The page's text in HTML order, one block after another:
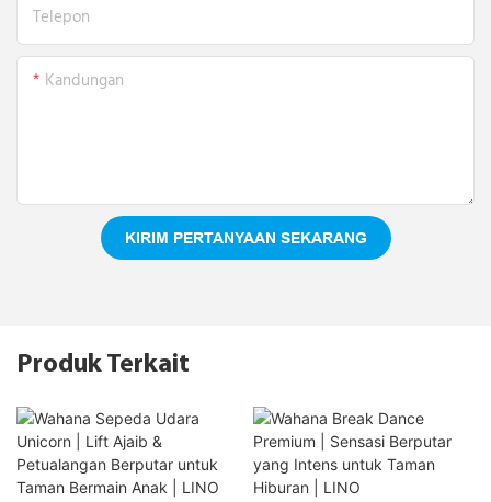
Telepon
Kandungan
KIRIM PERTANYAAN SEKARANG
Produk Terkait